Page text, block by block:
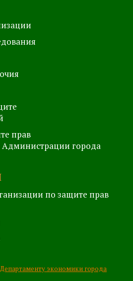
прав
Администрации города
по защите прав
Департаменту экономики города